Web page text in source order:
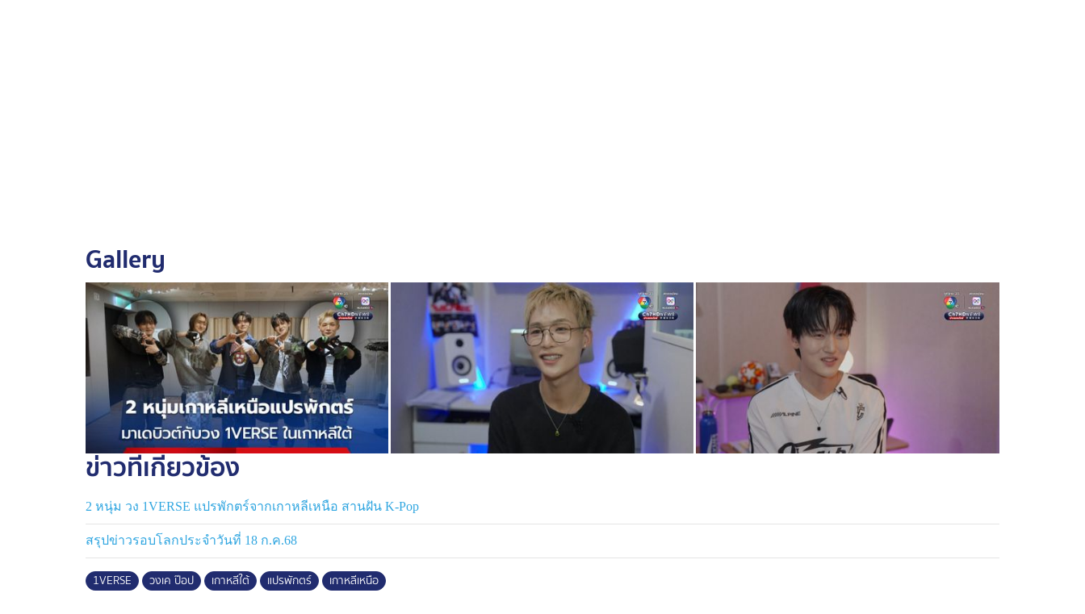
ตามสัญชาติญาณ และเพลงเปิดตัวของวง 1VERSE สะท้อนถึงความรู้สึกที่เขารู้สึกที่
หัวใจแตกสลาย เมื่อทราบข่าวการเสียชีวิตของพ่อที่อาศัยอยู่ในเกาหลีเหนือ ขณะที่
แม่ของเขามาอยู่ในเกาหลีใต้ก่อนหน้านั้นนานแล้ว
Gallery
ข่าวที่เกี่ยวข้อง
2 หนุ่ม วง 1VERSE แปรพักตร์จากเกาหลีเหนือ สานฝัน K-Pop
สรุปข่าวรอบโลกประจำวันที่ 18 ก.ค.68
1VERSE วงเค ป๊อป เกาหลีใต้ แปรพักตร์ เกาหลีเหนือ